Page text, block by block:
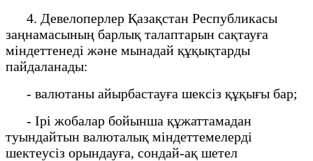
4. Девелоперлер Қазақстан Республикасы
заңнамасының барлық талаптарын сақтауға
міндеттенеді және мынадай құқықтарды
пайдаланады:
- валютаны айырбастауға шексіз құқығы бар;
- Ірі жобалар бойынша құжаттамадан
туындайтын валюталық міндеттемелерді
шектеусіз орындауға, сондай-ақ шетел